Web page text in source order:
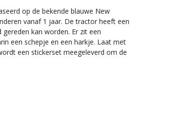
op de bekende blauwe New
vanaf 1 jaar. De tractor heeft een
kan worden. Er zit een
een schepje en een harkje. Laat met
een stickerset meegeleverd om de